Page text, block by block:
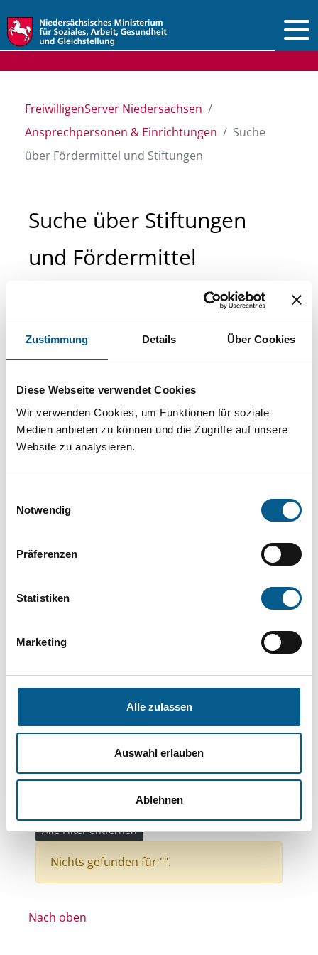
Zustimmung Details Über Cookies
Diese Webseite verwendet Cookies
Wir verwenden Cookies, um Funktionen für soziale
Medien anbieten zu können und die Zugriffe auf unsere
Website zu analysieren.
Notwendig
Präferenzen
Statistiken
Marketing
Alle zulassen
Auswahl erlauben
Ablehnen
FreiwilligenServer Niedersachsen
Ansprechpersonen & Einrichtungen
Suche
über Fördermittel und Stiftungen
Suche über Stiftungen
und Fördermittel
Sie suchen finanzielle Unterstützung für ein
Projekt oder ein Vorhaben? Hier können Sie
direkt über unsere Fördermitteldatenbank und
Suche bitte die Groß- und Kleinschreibung
beachten.
Kategorien verfeinert werden.
Suchen
Aktive Filter:
Themen: Kirchliche Zwecke
Themen: Heimatpflege
Themen: Natur- & Umweltschutz
Themen: Kinder, Jugendliche & Familie
Themen: Politische Bildung & Demokratie
Themen: Wissenschaft und Forschung
Themen: Ländliche Entwicklung
Alle Filter entfernen
Nichts gefunden für "".
Nach oben